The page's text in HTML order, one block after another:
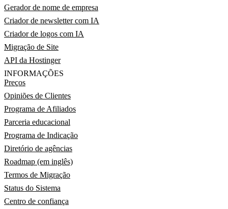
Gerador de nome de empresa
Criador de newsletter com IA
Criador de logos com IA
Migração de Site
API da Hostinger
INFORMAÇÕES
Preços
Opiniões de Clientes
Programa de Afiliados
Parceria educacional
Programa de Indicação
Diretório de agências
Roadmap (em inglês)
Termos de Migração
Status do Sistema
Centro de confiança